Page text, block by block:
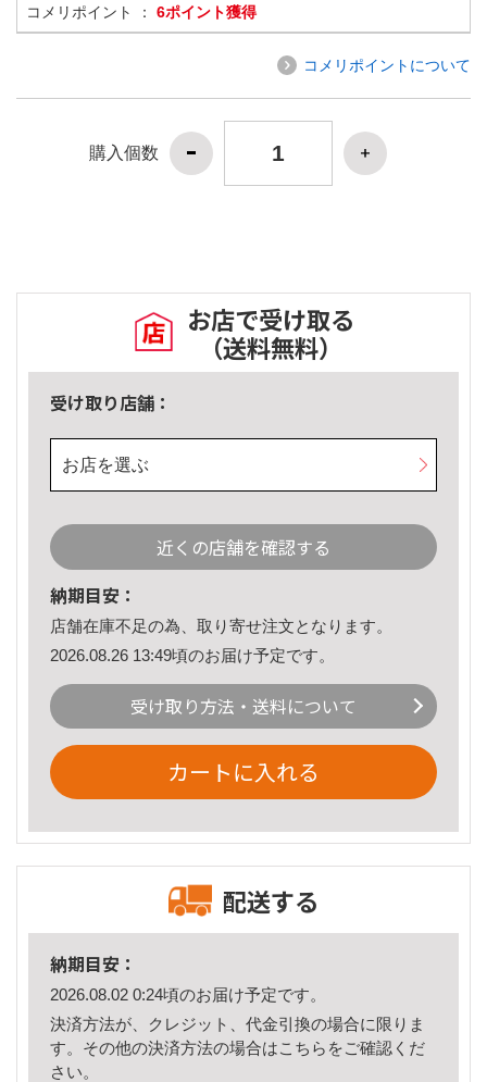
コメリポイント ： 6ポイント獲得
コメリポイントについて
購入個数
お店で受け取る
（送料無料）
受け取り店舗：
お店を選ぶ
近くの店舗を確認する
納期目安：
店舗在庫不足の為、取り寄せ注文となります。
2026.08.26 13:49頃のお届け予定です。
受け取り方法・送料について
カートに入れる
配送する
納期目安：
2026.08.02 0:24頃のお届け予定です。
決済方法が、クレジット、代金引換の場合に限りま
す。その他の決済方法の場合はこちら をご確認くだ
さい。